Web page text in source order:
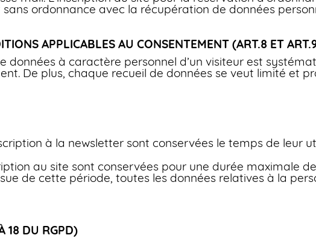
ordonnance avec la récupération de données
APPLICABLES AU CONSENTEMENT (ART.8 ET
données à caractère personnel d’un visiteur est
De plus, chaque recueil de données se veut limité et
à la newsletter sont conservées le temps de leur
au site sont conservées pour une durée maximale
de cette période, toutes les données relatives à la
18 DU RGPD)